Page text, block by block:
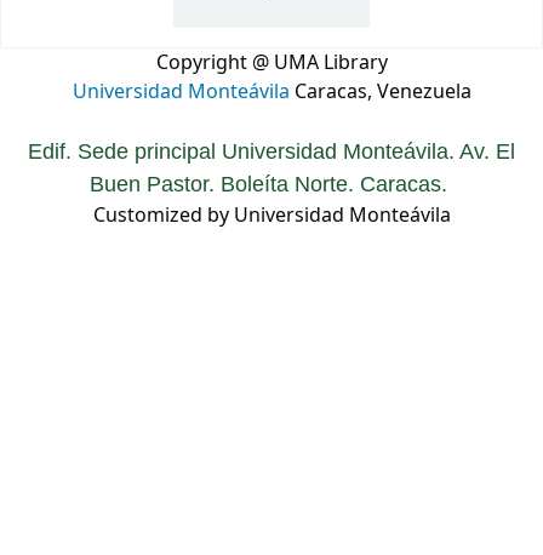
Copyright @ UMA Library
Universidad Monteávila Caracas, Venezuela
Edif. Sede principal Universidad Monteávila. Av. El
Buen Pastor. Boleíta Norte. Caracas.
Customized by Universidad Monteávila